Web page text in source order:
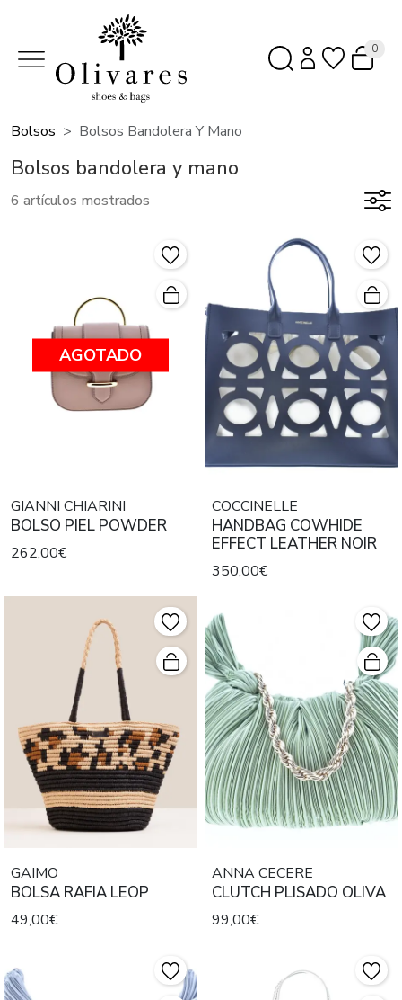
0
Bolsos Bolsos Bandolera Y Mano
Bolsos bandolera y mano
6 artículos mostrados
AGOTADO
GIANNI CHIARINI
BOLSO PIEL POWDER
262,00€
COCCINELLE
HANDBAG COWHIDE
EFFECT LEATHER NOIR
350,00€
GAIMO
BOLSA RAFIA LEOP
49,00€
ANNA CECERE
CLUTCH PLISADO OLIVA
99,00€